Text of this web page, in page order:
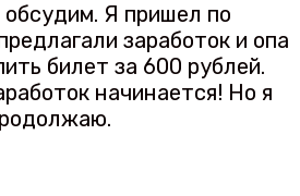
Я пришел по
заработок и опа
билет за 600 рублей.
начинается! Но я